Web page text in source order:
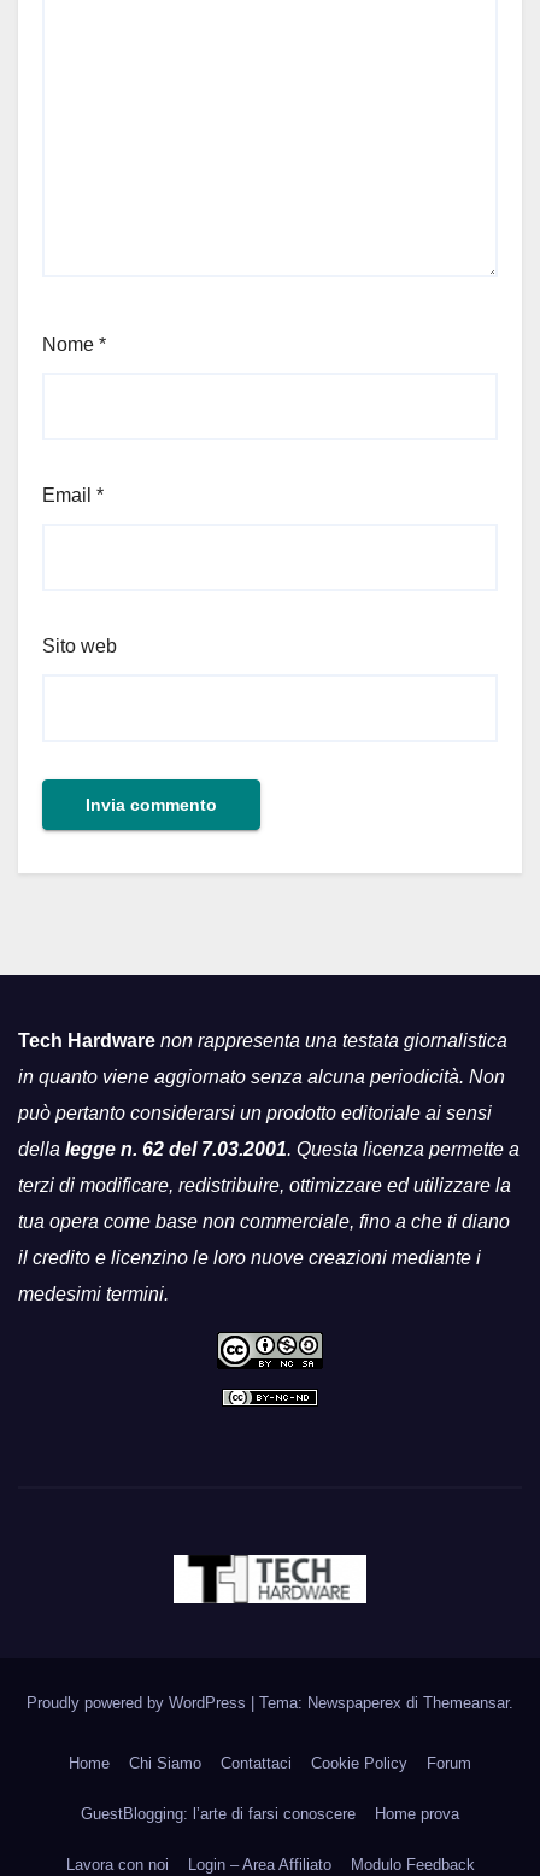
Nome *
Email *
Sito web
Tech Hardware non rappresenta una testata giornalistica
in quanto viene aggiornato senza alcuna periodicità. Non
può pertanto considerarsi un prodotto editoriale ai sensi
della legge n. 62 del 7.03.2001. Questa licenza permette a
terzi di modificare, redistribuire, ottimizzare ed utilizzare la
tua opera come base non commerciale, fino a che ti diano
il credito e licenzino le loro nuove creazioni mediante i
medesimi termini.
Proudly powered by WordPress Tema: Newspaperex di Themeansar.
Home Chi Siamo Contattaci Cookie Policy Forum
GuestBlogging: l’arte di farsi conoscere Home prova
Lavora con noi Login – Area Affiliato Modulo Feedback